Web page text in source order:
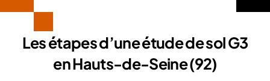
Les étapes d’une étude de sol G3
en Hauts-de-Seine (92)